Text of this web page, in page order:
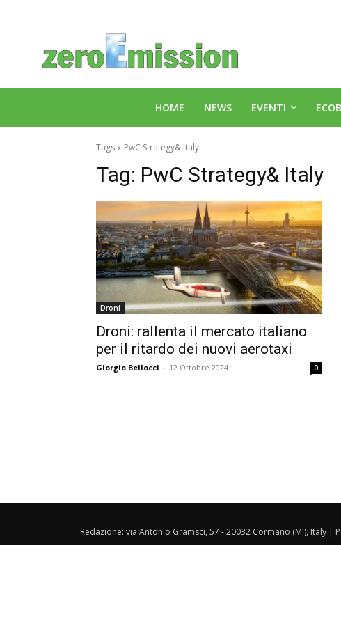
HOME NEWS EVENTI
Tags PwC Strategy& Italy
Tag: PwC Strategy& Italy
Droni
Droni: rallenta il mercato italiano
per il ritardo dei nuovi aerotaxi
Giorgio Bellocci - 12 Ottobre 2024 0
Redazione: via Antonio Gramsci, 57 - 20032 Cormano (MI), Italy |